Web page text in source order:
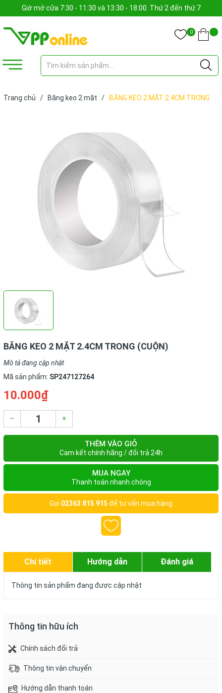
Giờ mở cửa 7:30 - 11:30 và 13:30 - 18:00. Thứ 2 đến thứ 7
0
Trang chủ / Băng keo 2 mặt /
BĂNG KEO 2 MẶT 2.4CM TRONG
BĂNG KEO 2 MẶT 2.4CM TRONG (CUỘN)
Mô tả đang cập nhật
Mã sản phẩm: SP247127264
10.000₫
– +
THÊM VÀO GIỎ
Cam kết chính hãng / đổi trả 24h
MUA NGAY
Thanh toán nhanh chóng
Gọi 02363 815 915 để tư vấn mua hàng
Chi tiết Hướng dẫn Đánh giá
Thông tin sản phẩm đang được cập nhật
Thông tin hữu ích
Chính sách đổi trả
Thông tin vận chuyển
Hướng dẫn thanh toán